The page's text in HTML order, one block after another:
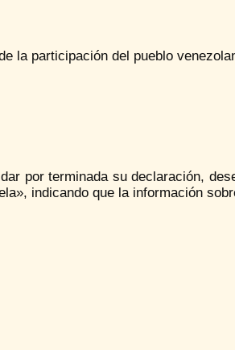
la participación del pueblo
por terminada su declaración,
indicando que la información